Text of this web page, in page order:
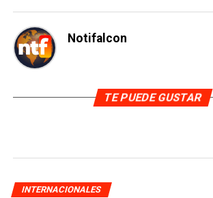
Notifalcon
TE PUEDE GUSTAR
INTERNACIONALES